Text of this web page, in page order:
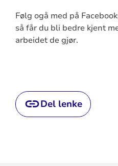
Følg ogå med på
så får du bli bedre kjent
arbeidet de gjør.
Del lenke